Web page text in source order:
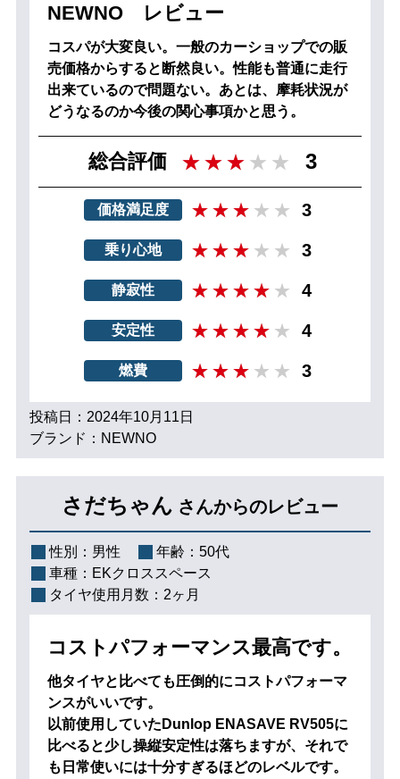
NEWNO レビュー
コスパが大変良い。一般のカーショップでの販
売価格からすると断然良い。性能も普通に走行
出来ているので問題ない。あとは、摩耗状況が
どうなるのか今後の関心事項かと思う。
総合評価 3
価格満足度 3
乗り心地 3
静寂性 4
安定性 4
燃費 3
投稿日：2024年10月11日
ブランド：NEWNO
さだちゃん さんからのレビュー
性別： 男性 年齢： 50代
車種： EKクロススペース
タイヤ使用月数： 2ヶ月
コストパフォーマンス最高です。
他タイヤと比べても圧倒的にコストパフォーマ
ンスがいいです。
以前使用していたDunlop ENASAVE RV505に
比べると少し操縦安定性は落ちますが、それで
も日常使いには十分すぎるほどのレベルです。